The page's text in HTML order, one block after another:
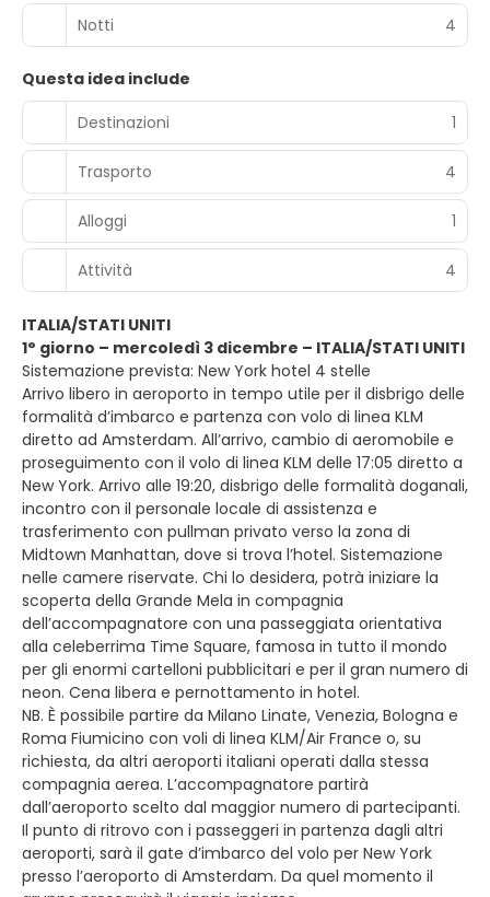
Notti 4
Questa idea include
Destinazioni
1
Trasporto 4
Alloggi 1
Attività 4
ITALIA/STATI UNITI
1° giorno – mercoledì 3 dicembre – ITALIA/STATI UNITI
Sistemazione prevista: New York hotel 4 stelle
Arrivo libero in aeroporto in tempo utile per il disbrigo delle
formalità d’imbarco e partenza con volo di linea KLM
diretto ad Amsterdam. All’arrivo, cambio di aeromobile e
proseguimento con il volo di linea KLM delle 17:05 diretto a
New York. Arrivo alle 19:20, disbrigo delle formalità doganali,
incontro con il personale locale di assistenza e
trasferimento con pullman privato verso la zona di
Midtown Manhattan, dove si trova l’hotel. Sistemazione
nelle camere riservate. Chi lo desidera, potrà iniziare la
scoperta della Grande Mela in compagnia
dell’accompagnatore con una passeggiata orientativa
alla celeberrima Time Square, famosa in tutto il mondo
per gli enormi cartelloni pubblicitari e per il gran numero di
neon. Cena libera e pernottamento in hotel.
NB. È possibile partire da Milano Linate, Venezia, Bologna e
Roma Fiumicino con voli di linea KLM/Air France o, su
richiesta, da altri aeroporti italiani operati dalla stessa
compagnia aerea. L’accompagnatore partirà
dall’aeroporto scelto dal maggior numero di partecipanti.
Il punto di ritrovo con i passeggeri in partenza dagli altri
aeroporti, sarà il gate d’imbarco del volo per New York
presso l’aeroporto di Amsterdam. Da quel momento il